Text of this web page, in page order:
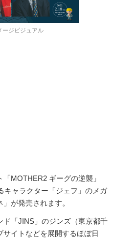
ージビジュアル
MOTHER2 ギーグの逆襲」
キャラクター「ジェフ」のメガ
が発売されます。
「JINS」のジンズ（東京都千
イトなどを展開するほぼ日